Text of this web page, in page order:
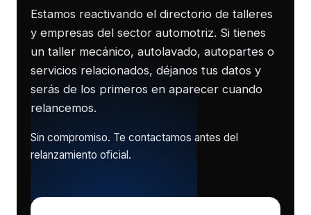
Estamos reactivando el directorio de talleres
y empresas del sector automotriz. Si tienes
un taller mecánico, autolavado, autopartes o
servicios relacionados, déjanos tus datos y
serás de los primeros en aparecer cuando
relancemos.
Sin compromiso. Te contactamos antes del
relanzamiento oficial.